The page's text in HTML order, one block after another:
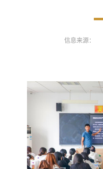
信息来源：